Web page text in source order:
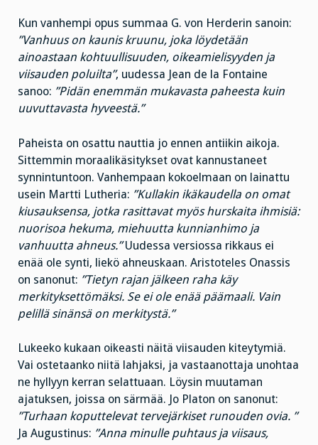
Kun vanhempi opus summaa G. von Herderin sanoin:
”Vanhuus on kaunis kruunu, joka löydetään
ainoastaan kohtuullisuuden, oikeamielisyyden ja
viisauden poluilta”, uudessa Jean de la Fontaine
sanoo: ”Pidän enemmän mukavasta paheesta kuin
uuvuttavasta hyveestä.”
Paheista on osattu nauttia jo ennen antiikin aikoja.
Sittemmin moraalikäsitykset ovat kannustaneet
synnintuntoon. Vanhempaan kokoelmaan on lainattu
usein Martti Lutheria: ”Kullakin ikäkaudella on omat
kiusauksensa, jotka rasittavat myös hurskaita ihmisiä:
nuorisoa hekuma, miehuutta kunnianhimo ja
vanhuutta ahneus.”Uudessa versiossa rikkaus ei
enää ole synti, liekö ahneuskaan. Aristoteles Onassis
on sanonut: ”Tietyn rajan jälkeen raha käy
merkityksettömäksi. Se ei ole enää päämaali. Vain
pelillä sinänsä on merkitystä.”
Lukeeko kukaan oikeasti näitä viisauden kiteytymiä.
Vai ostetaanko niitä lahjaksi, ja vastaanottaja unohtaa
ne hyllyyn kerran selattuaan. Löysin muutaman
ajatuksen, joissa on särmää. Jo Platon on sanonut:
”Turhaan koputtelevat tervejärkiset runouden ovia. ”
Ja Augustinus: ”Anna minulle puhtaus ja viisaus,